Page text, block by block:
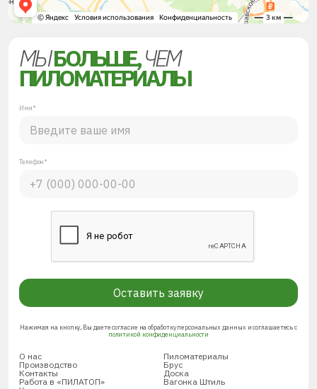
МЫБОЛЬШЕ,ЧЕМ
ПИЛОМАТЕРИАЛЫ
Имя*
Телефон*
Оставить заявку
Нажимая на кнопку, Вы даете согласие на обработку персональных данных и соглашаетесь с
политикой конфиденциальности
О нас
Производство
Контакты
Работа в «ПИЛАТОП»
Пиломатериалы
Брус
Доска
Вагонка Штиль